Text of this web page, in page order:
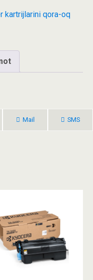
kartrijlarini qora-oq
Mail SMS